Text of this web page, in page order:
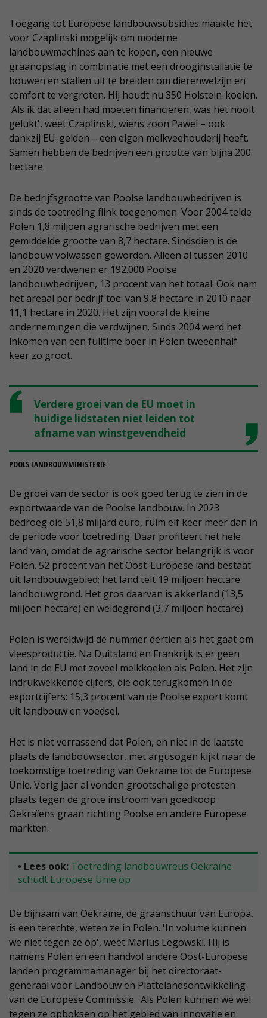
Toegang tot Europese landbouwsubsidies maakte het
voor Czaplinski mogelijk om moderne
landbouwmachines aan te kopen, een nieuwe
graanopslag in combinatie met een drooginstallatie te
bouwen en stallen uit te breiden om dierenwelzijn en
comfort te vergroten. Hij houdt nu 350 Holstein-koeien.
'Als ik dat alleen had moeten financieren, was het nooit
gelukt', weet Czaplinski, wiens zoon Pawel – ook
dankzij EU-gelden – een eigen melkveehouderij heeft.
Samen hebben de bedrijven een grootte van bijna 200
hectare.
De bedrijfsgrootte van Poolse landbouwbedrijven is
sinds de toetreding flink toegenomen. Voor 2004 telde
Polen 1,8 miljoen agrarische bedrijven met een
gemiddelde grootte van 8,7 hectare. Sindsdien is de
landbouw volwassen geworden. Alleen al tussen 2010
en 2020 verdwenen er 192.000 Poolse
landbouwbedrijven, 13 procent van het totaal. Ook nam
het areaal per bedrijf toe: van 9,8 hectare in 2010 naar
11,1 hectare in 2020. Het zijn vooral de kleine
ondernemingen die verdwijnen. Sinds 2004 werd het
inkomen van een fulltime boer in Polen tweeënhalf
keer zo groot.
Verdere groei van de EU moet in
huidige lidstaten niet leiden tot
afname van winstgevendheid
POOLS LANDBOUWMINISTERIE
De groei van de sector is ook goed terug te zien in de
exportwaarde van de Poolse landbouw. In 2023
bedroeg die 51,8 miljard euro, ruim elf keer meer dan in
de periode voor toetreding. Daar profiteert het hele
land van, omdat de agrarische sector belangrijk is voor
Polen. 52 procent van het Oost-Europese land bestaat
uit landbouwgebied; het land telt 19 miljoen hectare
landbouwgrond. Het gros daarvan is akkerland (13,5
miljoen hectare) en weidegrond (3,7 miljoen hectare).
Polen is wereldwijd de nummer dertien als het gaat om
vleesproductie. Na Duitsland en Frankrijk is er geen
land in de EU met zoveel melkkoeien als Polen. Het zijn
indrukwekkende cijfers, die ook terugkomen in de
exportcijfers: 15,3 procent van de Poolse export komt
uit landbouw en voedsel.
Het is niet verrassend dat Polen, en niet in de laatste
plaats de landbouwsector, met argusogen kijkt naar de
toekomstige toetreding van Oekraïne tot de Europese
Unie. Vorig jaar al vonden grootschalige protesten
plaats tegen de grote instroom van goedkoop
Oekraïens graan richting Poolse en andere Europese
markten.
• Lees ook: Toetreding landbouwreus Oekraïne
schudt Europese Unie op
De bijnaam van Oekraïne, de graanschuur van Europa,
is een terechte, weten ze in Polen. 'In volume kunnen
we niet tegen ze op', weet Marius Legowski. Hij is
namens Polen en een handvol andere Oost-Europese
landen programmamanager bij het directoraat-
generaal voor Landbouw en Plattelandsontwikkeling
van de Europese Commissie. 'Als Polen kunnen we wel
tegen ze opboksen op het gebied van innovatie en